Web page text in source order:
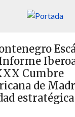
en el contexto de
Cumbre
de